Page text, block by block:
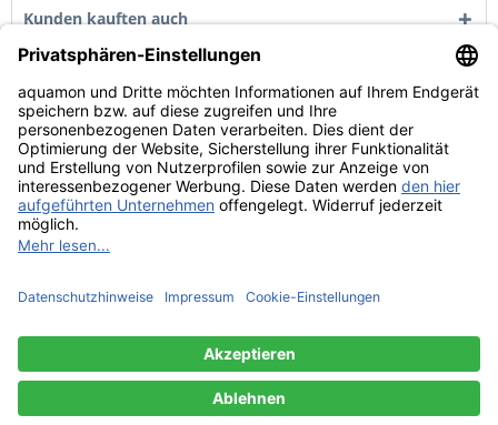
Kunden kauften auch
Service Hotline
Shop Service
Informationen
© Copyright by Aquamon 2021 | * alle Preise inkl. 19% MwSt, zzgl.
Versandkosten